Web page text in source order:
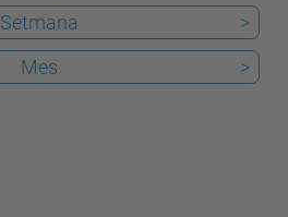
Setmana
>
Mes >